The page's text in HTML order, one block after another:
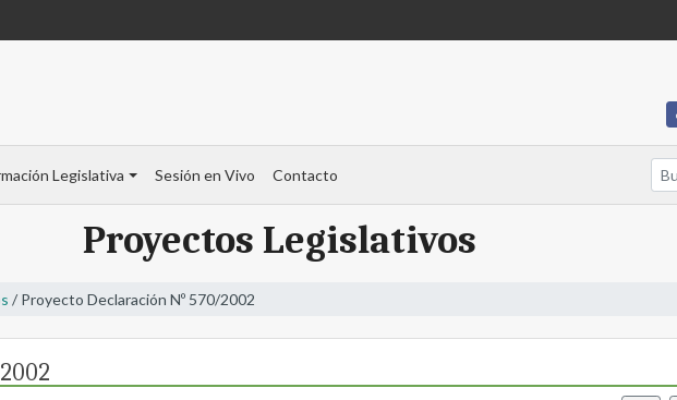
Legislativa Sesión en Vivo Contacto
Proyectos Legislativos
/ Proyecto Declaración Nº 570/2002